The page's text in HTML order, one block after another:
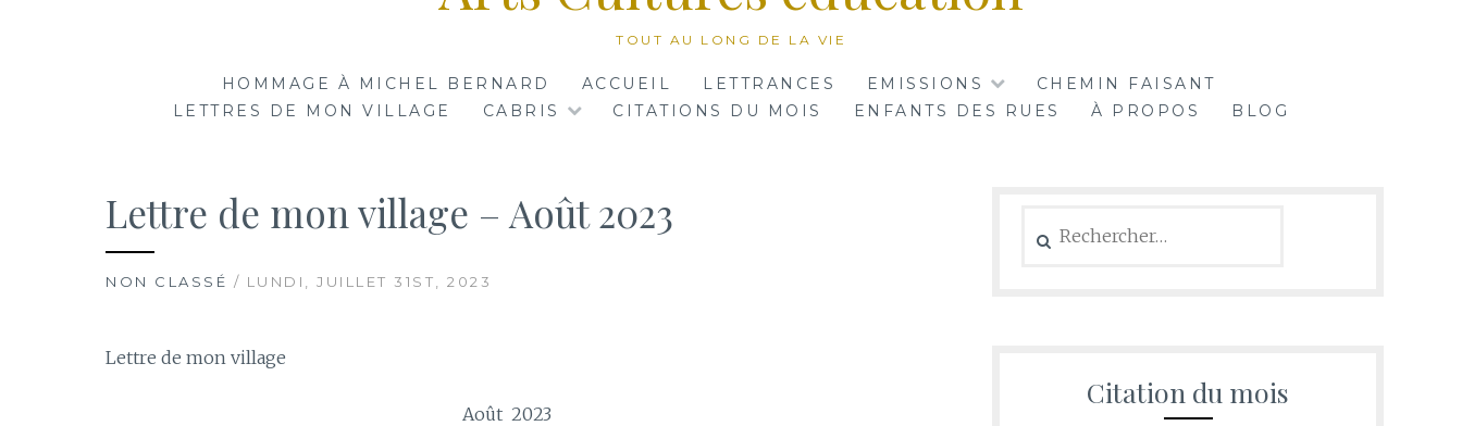
TOUT AU LONG DE LA VIE
HOMMAGE À MICHEL BERNARD ACCUEIL LETTRANCES EMISSIONS
CHEMIN FAISANT
LETTRES DE MON VILLAGE
CABRIS CITATIONS DU MOIS ENFANTS DES RUES À PROPOS BLOG
Lettre de mon village – Août 2023
NON CLASSÉ / LUNDI, JUILLET 31ST, 2023
Lettre de mon village
Août 2023
Citation du mois